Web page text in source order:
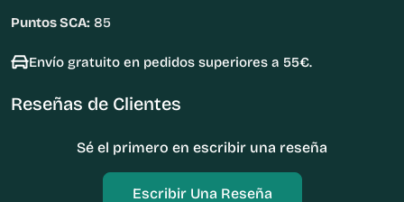
Puntos SCA: 85
Envío gratuito en pedidos superiores a 55€.
Reseñas de Clientes
Sé el primero en escribir una reseña
Escribir Una Reseña